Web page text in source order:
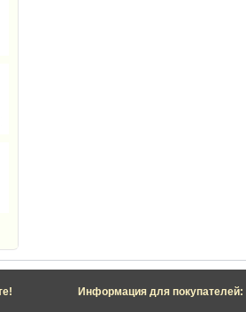
Информация для покупателей: